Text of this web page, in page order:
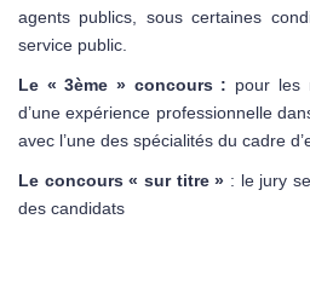
agents publics, sous certaines
service public.
Le « 3ème » concours : pour les
d’une expérience professionnelle
avec l’une des spécialités du cadre
Le concours « sur titre » : le jury
des candidats